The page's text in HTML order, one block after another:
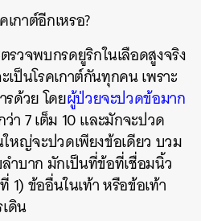
เกาต์อีกเหรอ?
วจพบกรดยูริกในเลือดสูงจริง
ป็นโรคเกาต์กันทุกคน เพราะ
ด้วย โดยผู้ป่วยจะปวดข้อมาก
า 7 เต็ม 10 และมักจะปวด
หญ่จะปวดเพียงข้อเดียว บวม
ำบาก มักเป็นที่ข้อที่เชื่อมนิ้ว
1) ข้ออื่นในเท้า หรือข้อเท้า
ดิน